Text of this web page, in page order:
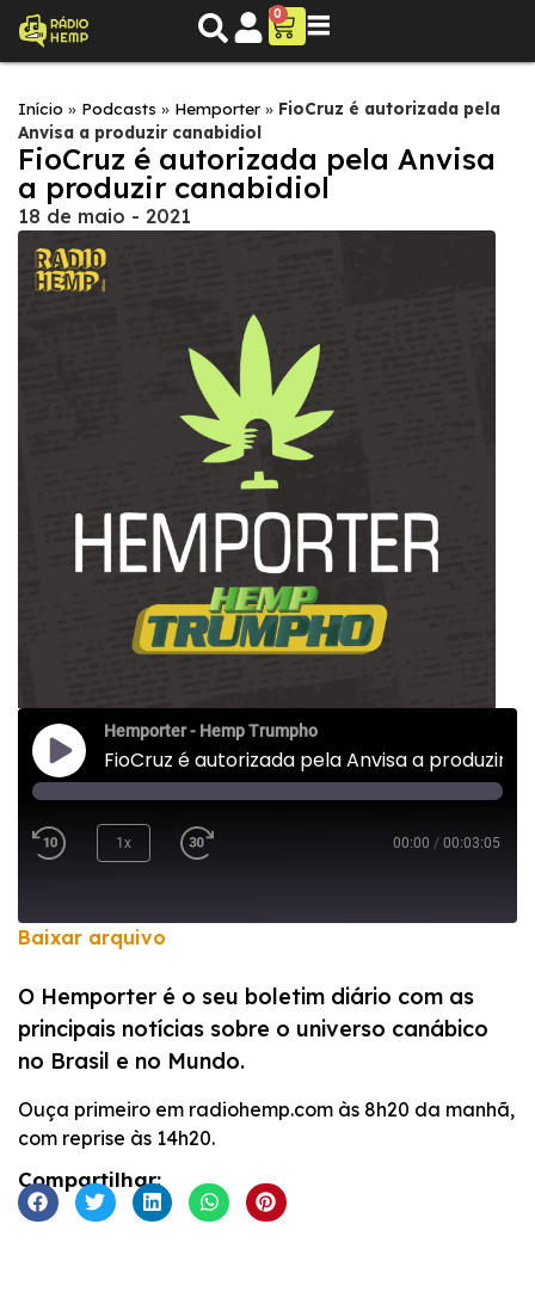
0
Início » Podcasts » Hemporter » FioCruz é autorizada pela
Anvisa a produzir canabidiol
FioCruz é autorizada pela Anvisa
a produzir canabidiol
18 de maio - 2021
Hemporter - Hemp Trumpho
1x 00:00 / 00:03:05
FEED RSS
LINK
Baixar arquivo
O Hemporter é o seu boletim diário com as
principais notícias sobre o universo canábico
no Brasil e no Mundo.
Ouça primeiro em radiohemp.com às 8h20 da manhã,
com reprise às 14h20.
Compartilhar: